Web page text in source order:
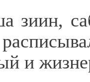
зиин,
и